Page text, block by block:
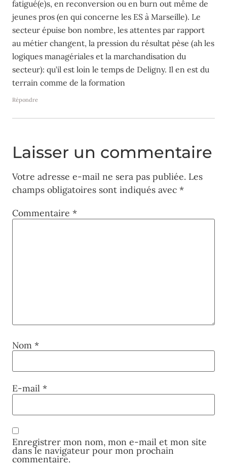
fatigué(e)s, en reconversion ou en burn out même de
jeunes pros (en qui concerne les ES à Marseille). Le
secteur épuise bon nombre, les attentes par rapport
au métier changent, la pression du résultat pèse (ah les
logiques managériales et la marchandisation du
secteur): qu’il est loin le temps de Deligny. Il en est du
terrain comme de la formation
Répondre
Laisser un commentaire
Votre adresse e-mail ne sera pas publiée. Les
champs obligatoires sont indiqués avec *
Commentaire *
Nom *
E-mail *
Enregistrer mon nom, mon e-mail et mon site
dans le navigateur pour mon prochain
commentaire.